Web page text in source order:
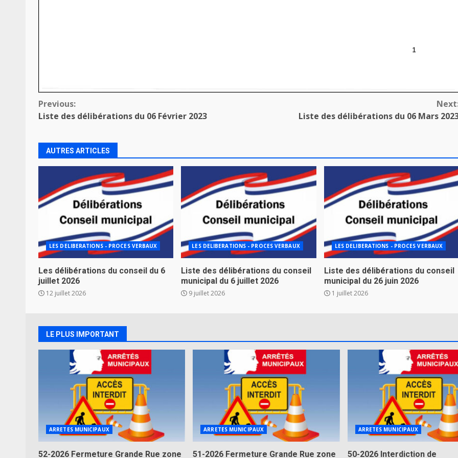
Continue
Previous:
Liste des délibérations du 06 Février 2023
Liste des délibérations du 06 Mars
AUTRES ARTICLES
LES DELIBERATIONS - PROCES VERBAUX
Les délibérations du conseil du 6
juillet 2026
12 juillet 2026
LES DELIBERATIONS - PROCES VERBAUX
Liste des délibérations du conseil
municipal du 6 juillet 2026
9 juillet 2026
LES DELIBERATIONS - PROCES VERBAUX
Liste des délibérations du conseil
municipal du 26 juin 2026
1 juillet 2026
LE PLUS IMPORTANT
ARRETES MUNICIPAUX
52-2026 Fermeture Grande Rue zone
ARRETES MUNICIPAUX
51-2026 Fermeture Grande Rue zone
ARRETES MUNICIPAUX
50-2026 Interdiction de